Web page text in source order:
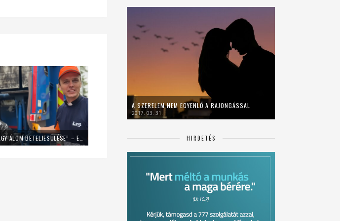
A SZERELEM NEM EGYENLŐ A RAJONGÁSSAL
2017. 03. 31.
HIRDETÉS